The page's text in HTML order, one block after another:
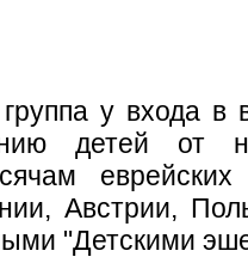
у входа в
детей от
Австрии,
"Детскими